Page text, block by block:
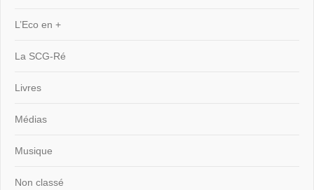
L’Eco en +
La SCG-Ré
Livres
Médias
Musique
Non classé